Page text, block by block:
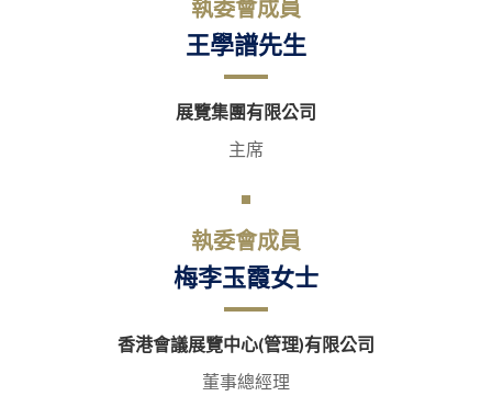
執委會成員
王學譜先生
展覽集團有限公司
主席
執委會成員
梅李玉霞女士
香港會議展覽中心(管理)有限公司
董事總經理